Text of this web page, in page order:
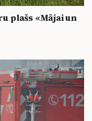
plašs «Mājai un